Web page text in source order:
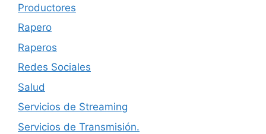
Productores
Rapero
Raperos
Redes Sociales
Salud
Servicios de Streaming
Servicios de Transmisión.